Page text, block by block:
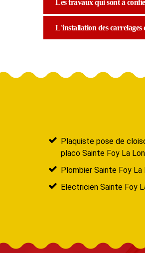
Les travaux qui sont à
L'installation des carrelages
Plaquiste pose de
placo Sainte Foy La
Plombier Sainte Foy La
Electricien Sainte Foy